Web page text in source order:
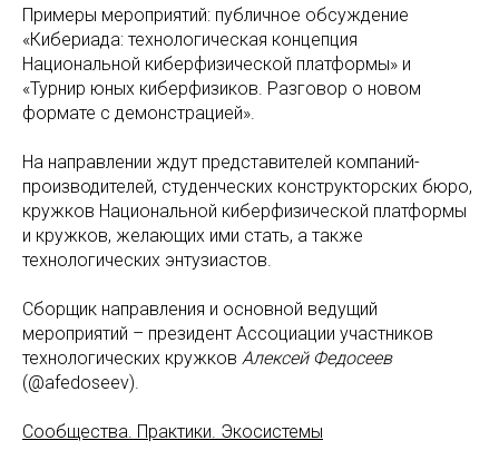
Примеры мероприятий: публичное обсуждение
«Кибериада: технологическая концепция
Национальной киберфизической платформы» и
«Турнир юных киберфизиков. Разговор о новом
формате с демонстрацией».
На направлении ждут представителей компаний-
производителей, студенческих конструкторских бюро,
кружков Национальной киберфизической платформы
и кружков, желающих ими стать, а также
технологических энтузиастов.
Сборщик направления и основной ведущий
мероприятий – президент Ассоциации участников
технологических кружков Алексей Федосеев
(@afedoseev).
Сообщества. Практики. Экосистемы